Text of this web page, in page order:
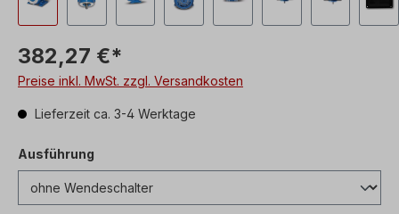
382,27 €*
Preise inkl. MwSt. zzgl. Versandkosten
Lieferzeit ca. 3-4 Werktage
Ausführung